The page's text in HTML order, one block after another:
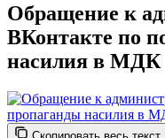
Обращение к
ВКонтакте по
насилия в МДК